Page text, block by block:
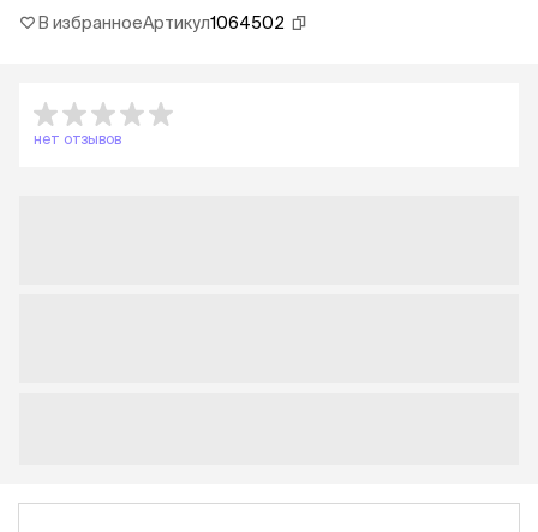
В избранноеАртикул1064502
нет отзывов